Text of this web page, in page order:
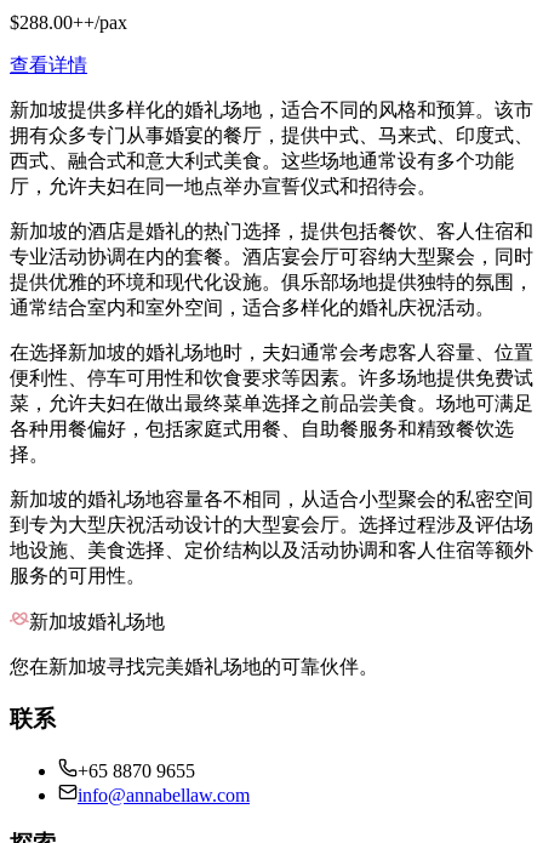
$288.00++/pax
查看详情
新加坡提供多样化的婚礼场地，适合不同的风格和预算。该市
拥有众多专门从事婚宴的餐厅，提供中式、马来式、印度式、
西式、融合式和意大利式美食。这些场地通常设有多个功能
厅，允许夫妇在同一地点举办宣誓仪式和招待会。
新加坡的酒店是婚礼的热门选择，提供包括餐饮、客人住宿和
专业活动协调在内的套餐。酒店宴会厅可容纳大型聚会，同时
提供优雅的环境和现代化设施。俱乐部场地提供独特的氛围，
通常结合室内和室外空间，适合多样化的婚礼庆祝活动。
在选择新加坡的婚礼场地时，夫妇通常会考虑客人容量、位置
便利性、停车可用性和饮食要求等因素。许多场地提供免费试
菜，允许夫妇在做出最终菜单选择之前品尝美食。场地可满足
各种用餐偏好，包括家庭式用餐、自助餐服务和精致餐饮选
择。
新加坡的婚礼场地容量各不相同，从适合小型聚会的私密空间
到专为大型庆祝活动设计的大型宴会厅。选择过程涉及评估场
地设施、美食选择、定价结构以及活动协调和客人住宿等额外
服务的可用性。
新加坡婚礼场地
您在新加坡寻找完美婚礼场地的可靠伙伴。
联系
+65 8870 9655
info@annabellaw.com